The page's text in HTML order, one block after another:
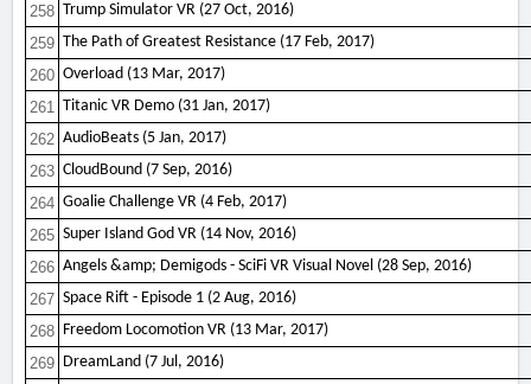
258 Trump Simulator VR (27 Oct, 2016)
259 The Path of Greatest Resistance (17 Feb, 2017)
260 Overload (13 Mar, 2017)
261 Titanic VR Demo (31 Jan, 2017)
262 AudioBeats (5 Jan, 2017)
263 CloudBound (7 Sep, 2016)
264 Goalie Challenge VR (4 Feb, 2017)
265 Super Island God VR (14 Nov, 2016)
266 Angels &amp; Demigods - SciFi VR Visual Novel (28 Sep, 2016)
267 Space Rift - Episode 1 (2 Aug, 2016)
268 Freedom Locomotion VR (13 Mar, 2017)
269 DreamLand (7 Jul, 2016)